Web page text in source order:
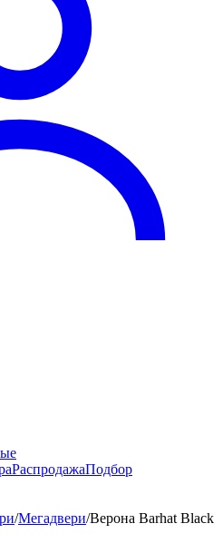
РаспродажаПодбор
/Мегадвери/Верона Barhat Black